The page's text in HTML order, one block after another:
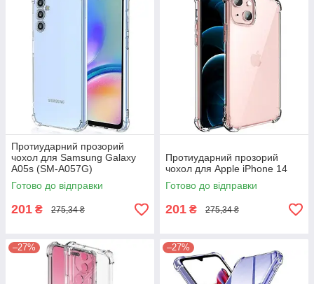
Протиударний прозорий
чохол для Samsung Galaxy
A05s (SM-A057G)
Готово до відправки
201 ₴ 275,34 ₴
Протиударний прозорий
чохол для Apple iPhone 14
Готово до відправки
201 ₴ 275,34 ₴
–27% –27%